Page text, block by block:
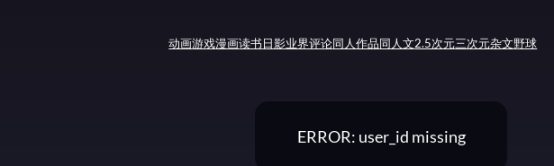
动画游戏漫画读书日影业界评论同人作品同人文2.5次元三次元杂文野球
ERROR: user_id missing